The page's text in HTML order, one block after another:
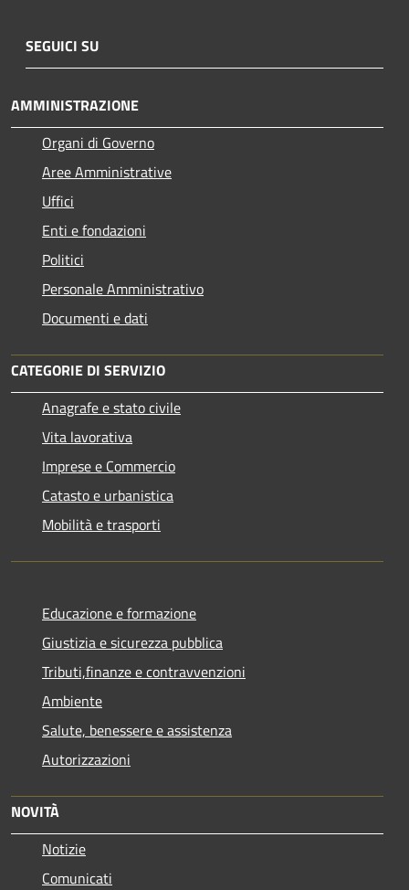
SEGUICI SU
AMMINISTRAZIONE
Organi di Governo
Aree Amministrative
Uffici
Enti e fondazioni
Politici
Personale Amministrativo
Documenti e dati
CATEGORIE DI SERVIZIO
Anagrafe e stato civile
Vita lavorativa
Imprese e Commercio
Catasto e urbanistica
Mobilità e trasporti
Educazione e formazione
Giustizia e sicurezza pubblica
Tributi,finanze e contravvenzioni
Ambiente
Salute, benessere e assistenza
Autorizzazioni
NOVITÀ
Notizie
Comunicati